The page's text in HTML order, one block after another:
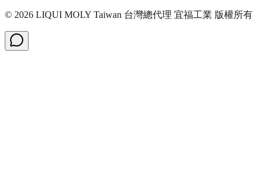
© 2026 LIQUI MOLY Taiwan 台灣總代理 宜福工業 版權所有